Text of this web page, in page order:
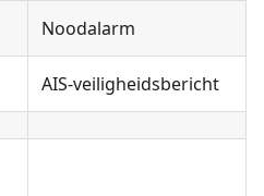
Noodalarm
AIS-veiligheidsbericht